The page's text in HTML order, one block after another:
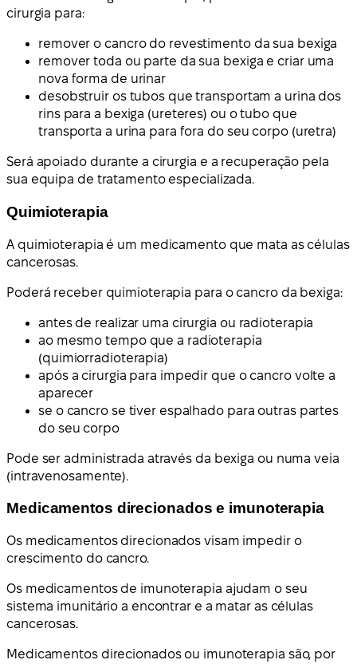
cirurgia para:
remover o cancro do revestimento da sua bexiga
remover toda ou parte da sua bexiga e criar uma
nova forma de urinar
desobstruir os tubos que transportam a urina dos
rins para a bexiga (ureteres) ou o tubo que
transporta a urina para fora do seu corpo (uretra)
Será apoiado durante a cirurgia e a recuperação pela
sua equipa de tratamento especializada.
Quimioterapia
A quimioterapia é um medicamento que mata as células
cancerosas.
Poderá receber quimioterapia para o cancro da bexiga:
antes de realizar uma cirurgia ou radioterapia
ao mesmo tempo que a radioterapia
(quimiorradioterapia)
após a cirurgia para impedir que o cancro volte a
aparecer
se o cancro se tiver espalhado para outras partes
do seu corpo
Pode ser administrada através da bexiga ou numa veia
(intravenosamente).
Medicamentos direcionados e imunoterapia
Os medicamentos direcionados visam impedir o
crescimento do cancro.
Os medicamentos de imunoterapia ajudam o seu
sistema imunitário a encontrar e a matar as células
cancerosas.
Medicamentos direcionados ou imunoterapia são, por